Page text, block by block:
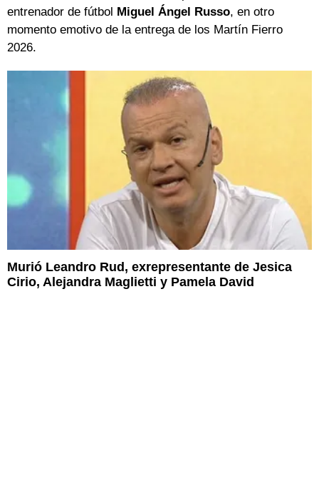
entrenador de fútbol Miguel Ángel Russo, en otro
momento emotivo de la entrega de los Martín Fierro
2026.
Murió Leandro Rud, exrepresentante de Jesica
Cirio, Alejandra Maglietti y Pamela David